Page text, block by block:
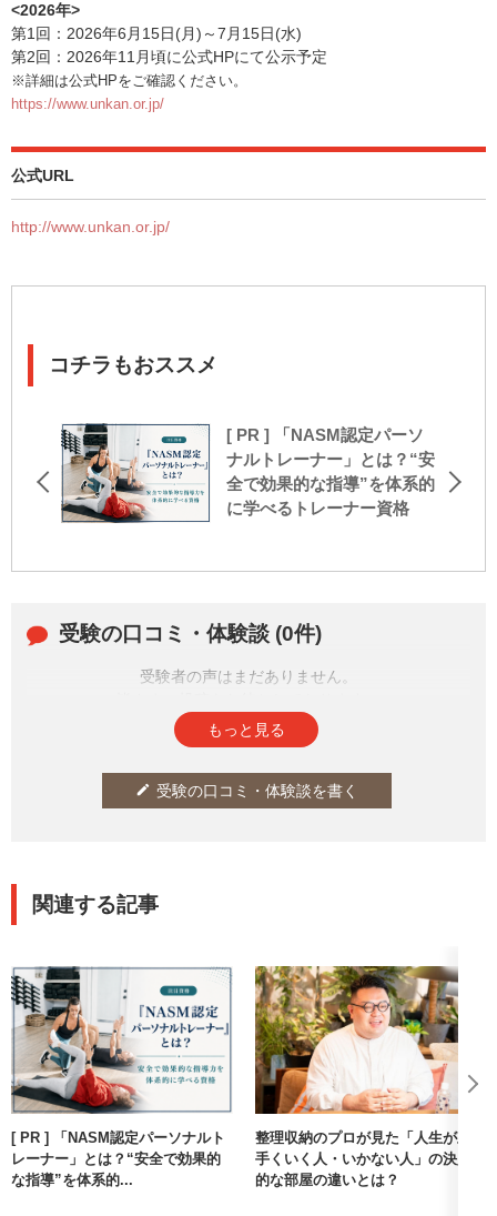
<2026年>
第1回：2026年6月15日(月)～7月15日(水)
第2回：2026年11月頃に公式HPにて公示予定
※詳細は公式HPをご確認ください。
https://www.unkan.or.jp/
公式URL
http://www.unkan.or.jp/
コチラもおススメ
[ PR ] 「NASM認定パーソ
ナルトレーナー」とは？“安
全で効果的な指導”を体系的
に学べるトレーナー資格
受験の口コミ・体験談 (0件)
受験者の声はまだありません。
もっと見る
edit 受験の口コミ・体験談を書く
関連する記事
[ PR ] 「NASM認定パーソナルト
レーナー」とは？“安全で効果的
な指導”を体系的...
整理収納のプロが見た「人生が上
手くいく人・いかない人」の決定
的な部屋の違いとは？